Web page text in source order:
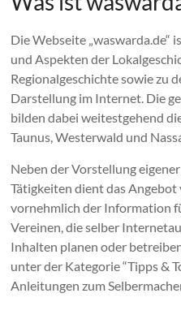
Die Webseite „waswarda.de“
und Aspekten der
Regionalgeschichte sowie zu
Darstellung im Internet. Die
bilden dabei weitestgehend
Taunus, Westerwald und
Neben der Vorstellung
Tätigkeiten dient das Angebot
vornehmlich der Information
Vereinen, die selber
Inhalten planen oder
unter der Kategorie “Tipps &
Anleitungen zum